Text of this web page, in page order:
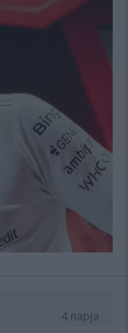
4 napja